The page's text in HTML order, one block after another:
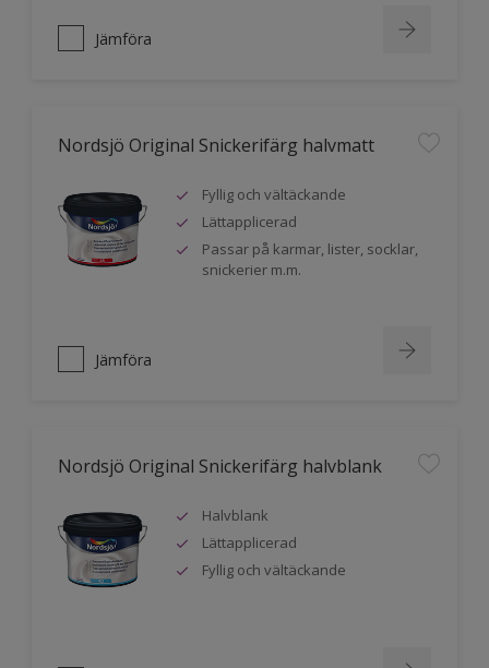
Jämföra
Nordsjö Original Snickerifärg halvmatt
Fyllig och vältäckande
Lättapplicerad
Passar på karmar, lister, socklar,
snickerier m.m.
Jämföra
Nordsjö Original Snickerifärg halvblank
Halvblank
Lättapplicerad
Fyllig och vältäckande